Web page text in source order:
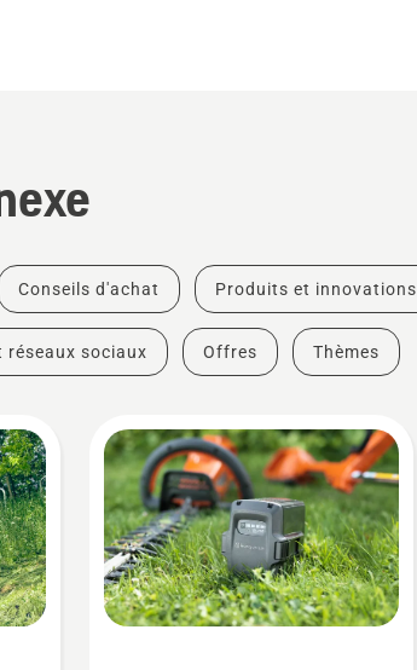
Conseils d'achat Produits et innovations
réseaux sociaux Offres Thèmes